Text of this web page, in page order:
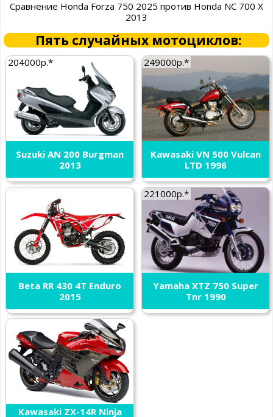
Сравнение Honda Forza 750 2025 против Honda NC 700 X
2013
Пять случайных мотоциклов:
204000р.*
Suzuki AN 200 Burgman
2013
249000р.*
Kawasaki VN 500 Vulcan
LTD 1996
Beta RR 430 4T Enduro
2015
221000р.*
Yamaha XTZ 750 Super
Tnr 1990
Kawasaki ZX-14R Ninja